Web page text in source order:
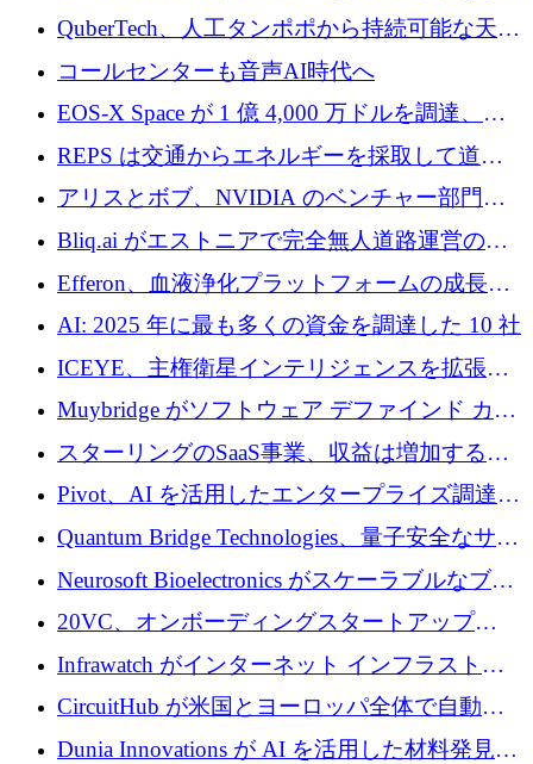
る: イノベーション リーダーが Nexus
Luxembourg 2026 に集まる理由
QuberTech、人工タンポポから持続可能な天然
ゴムを開発するために 340 万ポンドを調達
コールセンターも音声AI時代へ
EOS-X Space が 1 億 4,000 万ドルを調達、
Mistral が Emmi AI を買収、Bliq がエストニア
での完全無人道路運営を承認
REPS は交通からエネルギーを採取して道路
を発電所に変えるために 2,360 万ドルを調達
アリスとボブ、NVIDIA のベンチャー部門か
らの投資でシリーズ B を拡大
Bliq.ai がエストニアで完全無人道路運営の承
認を獲得
Efferon、血液浄化プラットフォームの成長に
250万ユーロを確保
AI: 2025 年に最も多くの資金を調達した 10 社
ICEYE、主権衛星インテリジェンスを拡張す
るために 3 億ユーロの信用枠を確保
Muybridge がソフトウェア デファインド カメ
ラ テクノロジーを拡張するためにシリーズ A
で 1,600 万ドルを調達
スターリングのSaaS事業、収益は増加するも
グループ利益は減少
Pivot、AI を活用したエンタープライズ調達プ
ラットフォームを拡大するために 4,000 万ド
ルを調達
Quantum Bridge Technologies、量子安全なサイ
バーセキュリティ インフラストラクチャの拡
張にシリーズ A で 800 万ドルを投入
Neurosoft Bioelectronics がスケーラブルなブレ
イン コンピューター インターフェイスのため
に 750 万ドルを調達
20VC、オンボーディングスタートアップ
Prelude へのシリーズ A 投資で 2,000 万ドルを
Infrawatch がインターネット インフラストラ
クチャ インテリジェンス向けに 300 万ドルの
CircuitHub が米国とヨーロッパ全体で自動電
子機器製造を拡大するために 2,800 万ドルを
Dunia Innovations が AI を活用した材料発見を